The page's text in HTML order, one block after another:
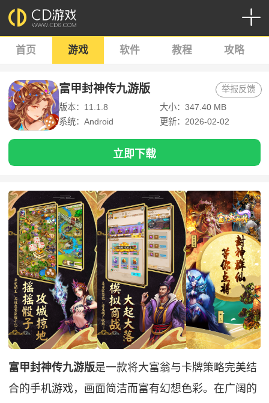
首页 游戏 软件 教程 攻略
富甲封神传九游版
版本：11.1.8
大小：347.40 MB
系统：Android
更新：2026-02-02
举报反馈
立即下载
富甲封神传九游版是一款将大富翁与卡牌策略完美结
合的手机游戏，画面简洁而富有幻想色彩。在广阔的